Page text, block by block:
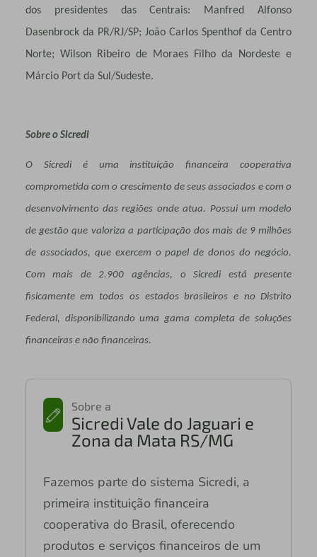
dos presidentes das Centrais: Manfred Alfonso
Dasenbrock da PR/RJ/SP; João Carlos Spenthof da Centro
Norte; Wilson Ribeiro de Moraes Filho da Nordeste e
Márcio Port da Sul/Sudeste.
Sobre o Sicredi
O Sicredi é uma instituição financeira cooperativa
comprometida com o crescimento de seus associados e com o
desenvolvimento das regiões onde atua. Possui um modelo
de gestão que valoriza a participação dos mais de 9 milhões
de associados, que exercem o papel de donos do negócio.
Com mais de 2.900 agências, o Sicredi está presente
fisicamente em todos os estados brasileiros e no Distrito
Federal, disponibilizando uma gama completa de soluções
financeiras e não financeiras.
Sobre a
Sicredi Vale do Jaguari e
Zona da Mata RS/MG
Fazemos parte do sistema Sicredi, a
primeira instituição financeira
cooperativa do Brasil, oferecendo
produtos e serviços financeiros de um